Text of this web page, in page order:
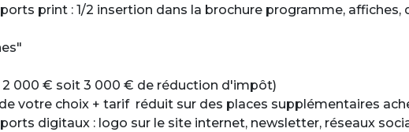
print : 1/2 insertion dans la brochure programme, affiches,
2 000 € soit 3 000 € de réduction d'impôt)
votre choix + tarif réduit sur des places supplémentaires
digitaux : logo sur le site internet, newsletter, réseaux